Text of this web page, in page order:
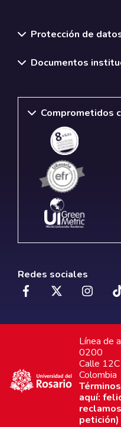
Protección de
Documentos
Comprometidos
Redes sociales
Línea de
0200
Calle
Colombia
aquí:
petición)